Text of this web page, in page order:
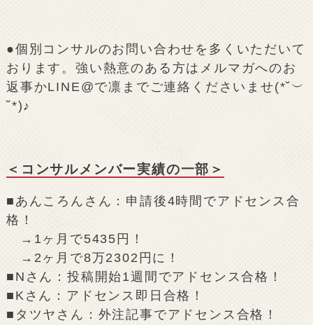
●個別コンサルのお問い合わせを多くいただいて
おります。強い熱意のある方はメルマガへのお
返事かLINE@で凛までご連絡くださいませ(*˘︶
˘*)♪
＜コンサルメンバー実績の一部＞
■あんころんさん：申請後4時間でアドセンス合
格！
→1ヶ月で5435円！
→2ヶ月で8万2302円に！
■Nさん：投稿開始1週間でアドセンス合格！
■Kさん：アドセンス即日合格！
■タツヤさん：外注記事でアドセンス合格！